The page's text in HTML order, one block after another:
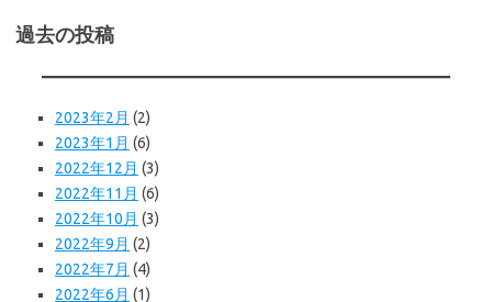
過去の投稿
2023年2月 (2)
2023年1月 (6)
2022年12月 (3)
2022年11月 (6)
2022年10月 (3)
2022年9月 (2)
2022年7月 (4)
2022年6月 (1)